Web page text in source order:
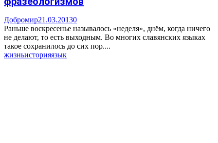
Добромир21.03.20130
Раньше воскресенье называлось «неделя», днём, когда ничего
не делают, то есть выходным. Во многих славянских языках
такое сохранилось до сих пор....
жизньисторияязык